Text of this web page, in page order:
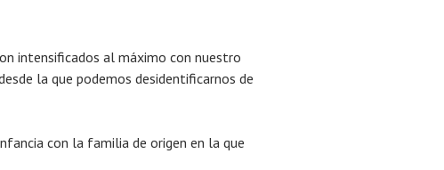
intensificados al máximo con nuestro
la que podemos desidentificarnos de
con la familia de origen en la que